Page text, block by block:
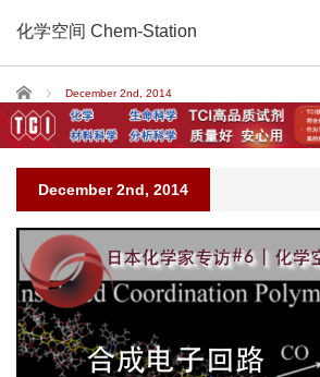
化学空间 Chem-Station
Home December 2nd, 2014
December 2nd, 2014